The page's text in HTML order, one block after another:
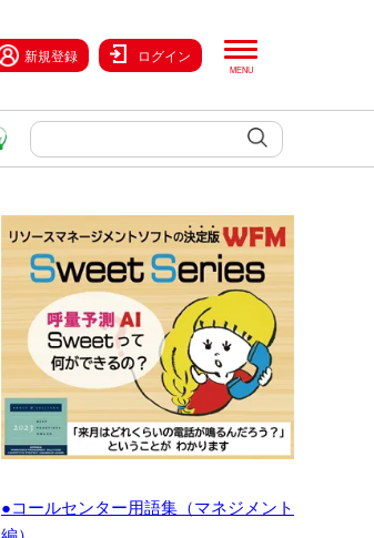
新規登録 ログイン
●コールセンター用語集（マネジメント